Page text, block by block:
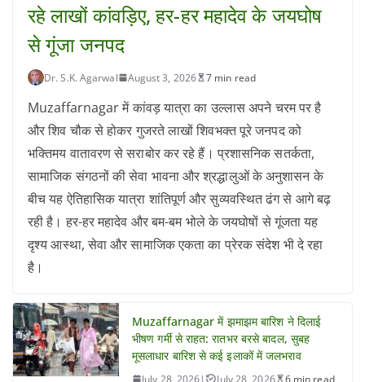
रहे लाखों कांवड़िए, हर-हर महादेव के जयघोष
से गूंजा जनपद
Dr. S.K. Agarwal August 3, 2026 7 min read
Muzaffarnagar में कांवड़ यात्रा का उल्लास अपने चरम पर है
और शिव चौक से होकर गुजरते लाखों शिवभक्त पूरे जनपद को
भक्तिमय वातावरण से सराबोर कर रहे हैं। प्रशासनिक सतर्कता,
सामाजिक संगठनों की सेवा भावना और श्रद्धालुओं के अनुशासन के
बीच यह ऐतिहासिक यात्रा शांतिपूर्ण और सुव्यवस्थित ढंग से आगे बढ़
रही है। हर-हर महादेव और बम-बम भोले के जयघोषों से गूंजता यह
दृश्य आस्था, सेवा और सामाजिक एकता का प्रेरक संदेश भी दे रहा
है।
Muzaffarnagar में झमाझम बारिश ने दिलाई
भीषण गर्मी से राहत: रातभर बरसे बादल, सुबह
मूसलाधार बारिश से कई इलाकों में जलभराव
July 28, 2026| July 28, 2026 6 min read